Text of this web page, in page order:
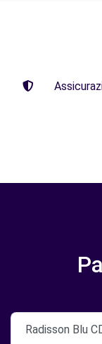
Radisson Blu